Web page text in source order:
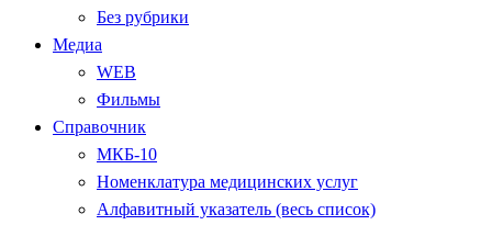
Без рубрики
Медиа
WEB
Фильмы
Справочник
МКБ-10
Номенклатура медицинских услуг
Алфавитный указатель (весь список)